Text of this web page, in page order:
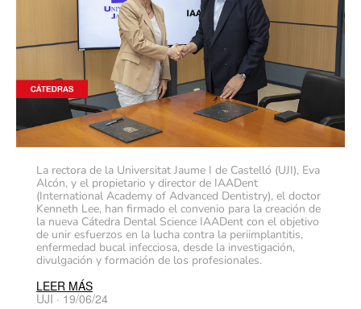
La rectora de la Universitat Jaume I de Castelló (UJI), Eva
Alcón, y el propietario y director de IAADent
(International Academy of Advanced Dentistry), el doctor
Kenneth Lee, han firmado el convenio para la creación de
la nueva Cátedra Dental Science IAADent con el objetivo
de unir esfuerzos en la lucha contra la periimplantitis,
enfermedad bucal infecciosa, desde la investigación,
divulgación y formación de los profesionales.
LEER MÁS
UJI · 19/06/24